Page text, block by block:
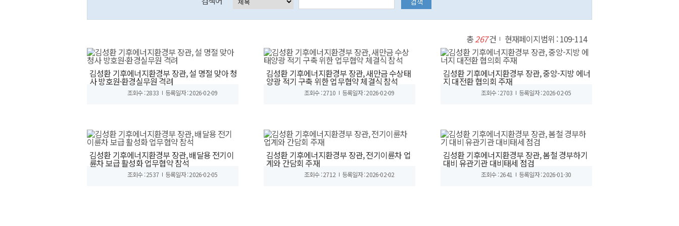
총267건 현재페이지범위 : 109-114
김성환 기후에너지환경부 장관, 설 명절 맞아 청
사 방호원·환경실무원 격려
조회수 : 2833 등록일자 : 2026-02-09
김성환 기후에너지환경부 장관, 새만금 수상태
양광 적기 구축 위한 업무협약 체결식 참석
조회수 : 2710 등록일자 : 2026-02-09
김성환 기후에너지환경부 장관, 중앙-지방 에너
지 대전환 협의회 주재
조회수 : 2703 등록일자 : 2026-02-05
김성환 기후에너지환경부 장관, 배달용 전기이
륜차 보급 활성화 업무협약 참석
조회수 : 2537 등록일자 : 2026-02-05
김성환 기후에너지환경부 장관, 전기이륜차 업
계와 간담회 주재
조회수 : 2712 등록일자 : 2026-02-02
김성환 기후에너지환경부 장관, 봄철 경부하기
대비 유관기관 대비태세 점검
조회수 : 2641 등록일자 : 2026-01-30